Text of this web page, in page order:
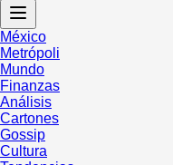
México
Metrópoli
Mundo
Finanzas
Análisis
Cartones
Gossip
Cultura